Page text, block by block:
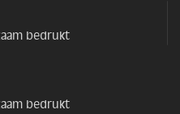
bedrukt
bedrukt